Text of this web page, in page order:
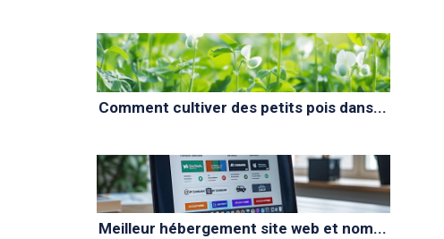
Comment cultiver des petits pois dans...
Meilleur hébergement site web et nom...